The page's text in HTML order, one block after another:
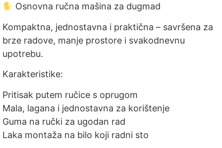
Osnovna ručna mašina za dugmad
Kompaktna, jednostavna i praktična – savršena za
brze radove, manje prostore i svakodnevnu
upotrebu.
Karakteristike:
Pritisak putem ručice s oprugom
Mala, lagana i jednostavna za korištenje
Guma na ručki za ugodan rad
Laka montaža na bilo koji radni sto